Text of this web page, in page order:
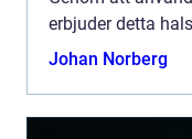
erbjuder detta
utan biverkningar.
Johan Norberg